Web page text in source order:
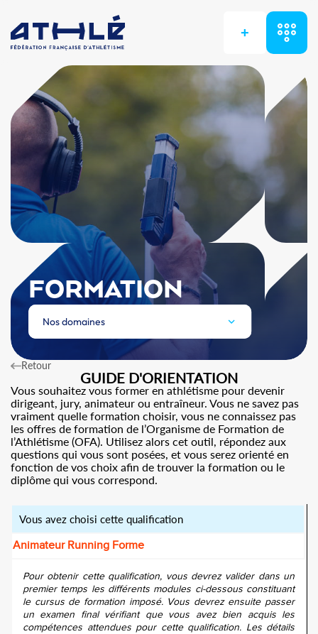
+
FORMATION
Nos domaines
Retour
GUIDE D'ORIENTATION
Vous souhaitez vous former en athlétisme pour devenir
dirigeant, jury, animateur ou entraîneur. Vous ne savez pas
vraiment quelle formation choisir, vous ne connaissez pas
les offres de formation de l’Organisme de Formation de
l’Athlétisme (OFA). Utilisez alors cet outil, répondez aux
questions qui vous sont posées, et vous serez orienté en
fonction de vos choix afin de trouver la formation ou le
diplôme qui vous correspond.
Vous avez choisi cette qualification
Animateur Running Forme
Pour obtenir cette qualification, vous devrez valider dans un
premier temps les différents modules ci-dessous constituant
le cursus de formation imposé. Vous devrez ensuite passer
un examen final vérifiant que vous avez bien acquis les
compétences attendues pour cette qualification. Les détails